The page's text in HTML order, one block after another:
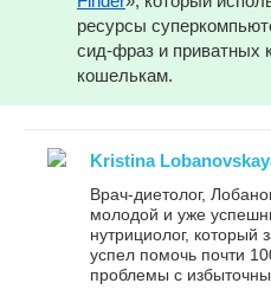
ресурсы
сид-фраз и приватных
кошелькам.
Kristina
Врач-диетолог,
молодой и уже
нутрициолог, который
успел помочь почти
проблемы с